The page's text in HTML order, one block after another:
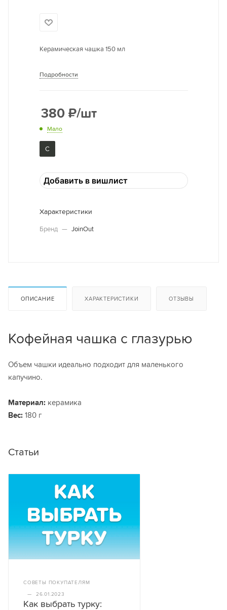
Керамическая чашка 150 мл
Подробности
380₽/шт
Мало
С
Добавить в вишлист
Характеристики
Бренд — JoinOut
ОПИСАНИЕ ХАРАКТЕРИСТИКИ ОТЗЫВЫ
Кофейная чашка с глазурью
Объем чашки идеально подходит для маленького
капучино.
Материал: керамика
Вес: 180 г
Статьи
СОВЕТЫ ПОКУПАТЕЛЯМ
— 26.01.2023
Как выбрать турку: